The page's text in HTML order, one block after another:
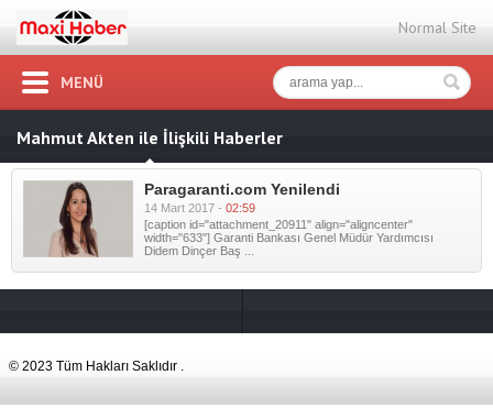
Normal Site
MENÜ
Mahmut Akten ile İlişkili Haberler
Paragaranti.com Yenilendi
14 Mart 2017 - 02:59
[caption id="attachment_20911" align="aligncenter"
width="633"] Garanti Bankası Genel Müdür Yardımcısı
Didem Dinçer Baş ...
© 2023 Tüm Hakları Saklıdır .